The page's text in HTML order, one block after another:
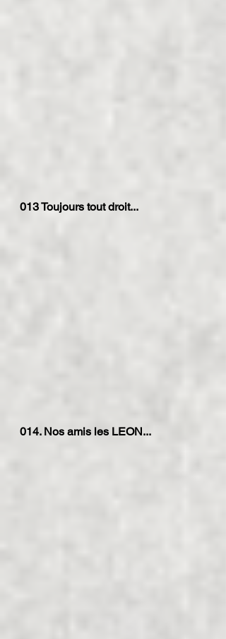
013 Toujours tout droit...
014. Nos amis les LEON...